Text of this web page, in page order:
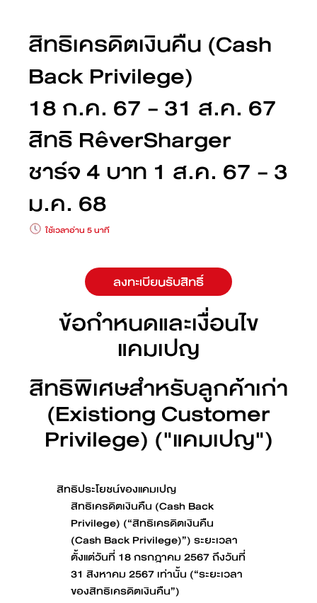
สิทธิเครดิตเงินคืน (Cash
Back Privilege)
18 ก.ค. 67 - 31 ส.ค. 67
สิทธิ RêverSharger
ชาร์จ 4 บาท 1 ส.ค. 67 - 3
ม.ค. 68
ใช้เวลาอ่าน 5 นาที
ลงทะเบียนรับสิทธิ์
ข้อกำหนดและเงื่อนไข
แคมเปญ
สิทธิพิเศษสำหรับลูกค้าเก่า
(Existiong Customer
Privilege) ("แคมเปญ")
สิทธิประโยชน์ของแคมเปญ
สิทธิเครดิตเงินคืน (Cash Back
Privilege) (“สิทธิเครดิตเงินคืน
(Cash Back Privilege)”) ระยะเวลา
ตั้งแต่วันที่ 18 กรกฎาคม 2567 ถึงวันที่
31 สิงหาคม 2567 เท่านั้น (“ระยะเวลา
ของสิทธิเครดิตเงินคืน”)